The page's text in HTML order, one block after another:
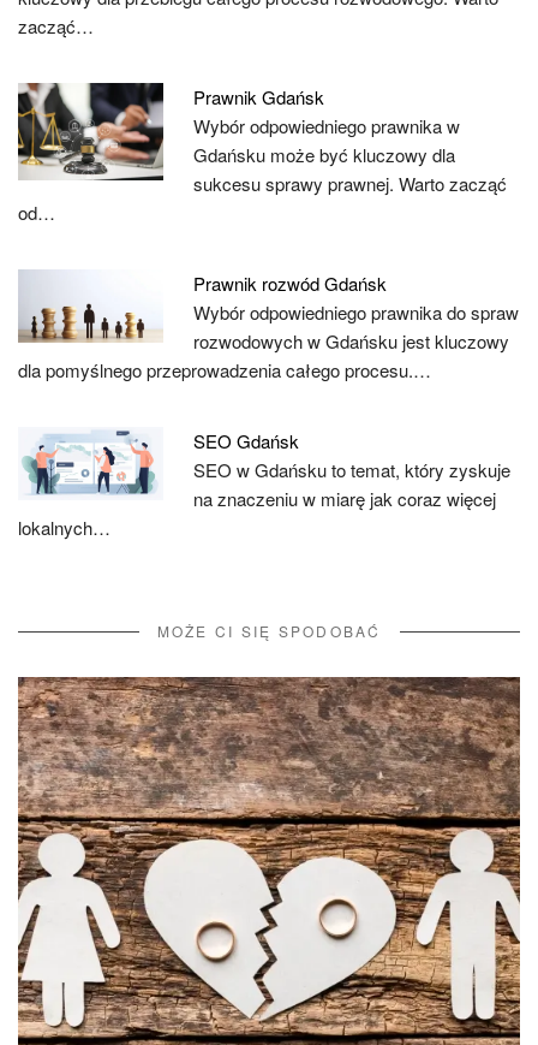
zacząć…
Prawnik Gdańsk
Wybór odpowiedniego prawnika w
Gdańsku może być kluczowy dla
sukcesu sprawy prawnej. Warto zacząć
od…
Prawnik rozwód Gdańsk
Wybór odpowiedniego prawnika do spraw
rozwodowych w Gdańsku jest kluczowy
dla pomyślnego przeprowadzenia całego procesu.…
SEO Gdańsk
SEO w Gdańsku to temat, który zyskuje
na znaczeniu w miarę jak coraz więcej
lokalnych…
MOŻE CI SIĘ SPODOBAĆ